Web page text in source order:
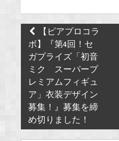
Post
navigation
【ピアプロコラ
ボ】『第4回！セ
ガプライズ「初音
ミク スーパープ
レミアムフィギュ
ア」衣装デザイン
募集！』募集を締
め切りました！